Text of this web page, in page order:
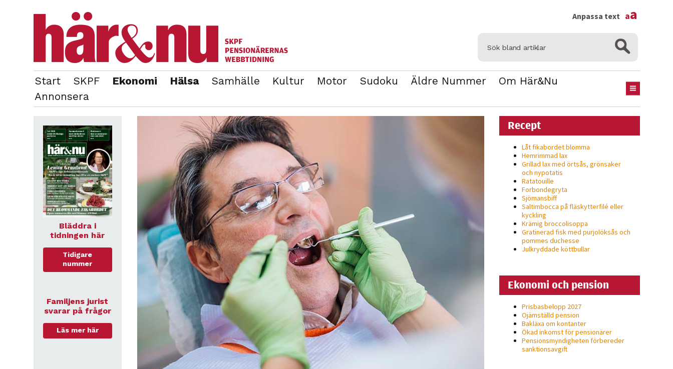
Start SKPF Ekonomi Hälsa Samhälle Kultur Motor Sudoku Äldre Nummer
Om Här&Nu
Annonsera
OM REDAKTIONEN
Anpassa text aa
Bläddra i
tidningen här
Tidigare
nummer
Familjens jurist
svarar på frågor
Läs mer här
Recept
Låt fikabordet blomma
Hemrimmad lax
Grillad lax med örtsås, grönsaker
och nypotatis
Ratatouille
Forbondegryta
Sjömansbiff
Saltimbocca på fläsk­ytterfilé eller
kyckling
Krämig broccolisoppa
Gratinerad fisk med purjolöksås och
pommes duchesse
Julkryddade köttbullar
Ekonomi och pension
Prisbasbelopp 2027
Ojämställd pension
Bakläxa om kontanter
Ökad inkomst för pensionärer
Pensionsmyndigheten förbereder
sanktionsavgift
Nödvändiga
Dessa kakor